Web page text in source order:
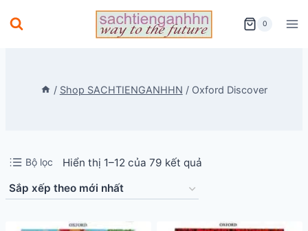
to
0
/ Shop SACHTIENGANHHN / Oxford Discover
Bộ lọc Hiển thị 1–12 của 79 kết quảĐã
theo